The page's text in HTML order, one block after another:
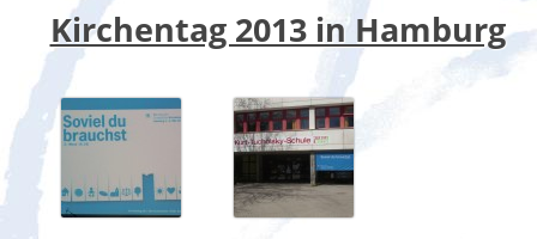
Kirchentag 2013 in Hamburg